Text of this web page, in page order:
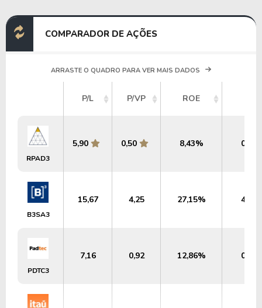
COMPARADOR DE AÇÕES
ARRASTE O QUADRO PARA VER MAIS DADOS
P/L P/VP ROE
RPAD3
5,90 0,50 8,43%
B3SA3
15,67 4,25 27,15%
PDTC3
7,16 0,92 12,86%